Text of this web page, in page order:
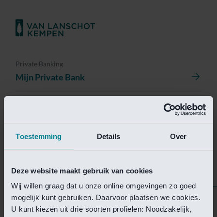
Toestemming Details Over
Deze website maakt gebruik van cookies
Wij willen graag dat u onze online omgevingen zo goed
mogelijk kunt gebruiken. Daarvoor plaatsen we cookies.
U kunt kiezen uit drie soorten profielen: Noodzakelijk,
Private Banking
Mijn Private Bank
Helaas is deze pagina